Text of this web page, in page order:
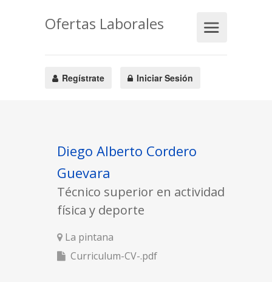
Ofertas Laborales
Regístrate Iniciar Sesión
Diego Alberto Cordero
Guevara
Técnico superior en actividad
física y deporte
La pintana
Curriculum-CV-.pdf